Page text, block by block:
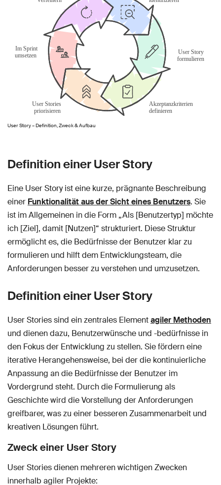
User Story – Definition, Zweck & Aufbau
Definition einer User Story
Eine User Story ist eine kurze, prägnante Beschreibung
einer Funktionalität aus der Sicht eines Benutzers. Sie
ist im Allgemeinen in die Form „Als [Benutzertyp] möchte
ich [Ziel], damit [Nutzen]“ strukturiert. Diese Struktur
ermöglicht es, die Bedürfnisse der Benutzer klar zu
formulieren und hilft dem Entwicklungsteam, die
Anforderungen besser zu verstehen und umzusetzen.
Definition einer User Story
User Stories sind ein zentrales Elementagiler Methoden
und dienen dazu, Benutzerwünsche und -bedürfnisse in
den Fokus der Entwicklung zu stellen. Sie fördern eine
iterative Herangehensweise, bei der die kontinuierliche
Anpassung an die Bedürfnisse der Benutzer im
Vordergrund steht. Durch die Formulierung als
Geschichte wird die Vorstellung der Anforderungen
greifbarer, was zu einer besseren Zusammenarbeit und
kreativen Lösungen führt.
Zweck einer User Story
User Stories dienen mehreren wichtigen Zwecken
innerhalb agiler Projekte: